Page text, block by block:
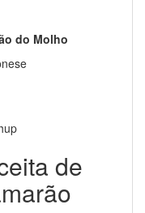
do Molho
de